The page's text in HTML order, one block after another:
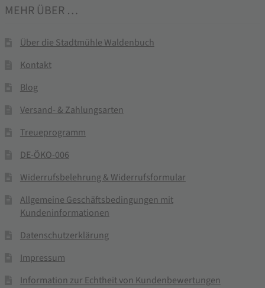
MEHR ÜBER …
Über die Stadtmühle Waldenbuch
Kontakt
Blog
Versand- & Zahlungsarten
Treueprogramm
DE-ÖKO-006
Widerrufsbelehrung & Widerrufsformular
Allgemeine Geschäftsbedingungen mit
Kundeninformationen
Datenschutzerklärung
Impressum
Information zur Echtheit von Kundenbewertungen